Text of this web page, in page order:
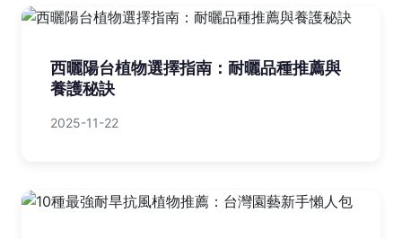
西曬陽台植物選擇指南：耐曬品種推薦與
養護秘訣
2025-11-22